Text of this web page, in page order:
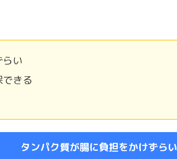
い
きる
タンパク質が腸に負担をかけずらい